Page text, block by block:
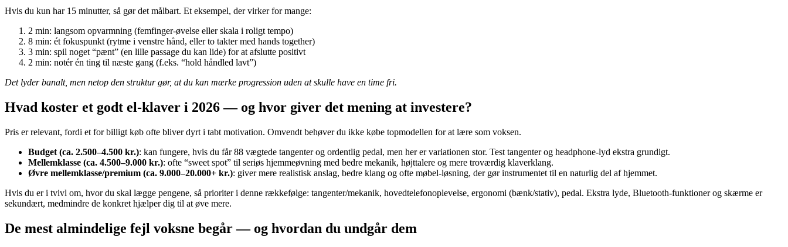
Hvis du kun har 15 minutter, så gør det målbart. Et eksempel, der virker for mange:
2 min: langsom opvarmning (femfinger-øvelse eller skala i roligt tempo)
8 min: ét fokuspunkt (rytme i venstre hånd, eller to takter med hands together)
3 min: spil noget “pænt” (en lille passage du kan lide) for at afslutte positivt
2 min: notér én ting til næste gang (f.eks. “hold håndled lavt”)
Det lyder banalt, men netop den struktur gør, at du kan mærke progression uden at skulle have en time fri.
Hvad koster et godt el-klaver i 2026 — og hvor giver det mening at investere?
Pris er relevant, fordi et for billigt køb ofte bliver dyrt i tabt motivation. Omvendt behøver du ikke købe topmodellen for at lære som voksen.
Budget (ca. 2.500–4.500 kr.): kan fungere, hvis du får 88 vægtede tangenter og ordentlig pedal, men her er variationen stor. Test tangenter og headphone-lyd ekstra grundigt.
Mellemklasse (ca. 4.500–9.000 kr.): ofte “sweet spot” til seriøs hjemmeøvning med bedre mekanik, højttalere og mere troværdig klaverklang.
Øvre mellemklasse/premium (ca. 9.000–20.000+ kr.): giver mere realistisk anslag, bedre klang og ofte møbel-løsning, der gør instrumentet til en naturlig del af hjemmet.
Hvis du er i tvivl om, hvor du skal lægge pengene, så prioriter i denne rækkefølge: tangenter/mekanik, hovedtelefonoplevelse, ergonomi (bænk/stativ), pedal. Ekstra lyde, Bluetooth-funktioner og skærme er
sekundært, medmindre de konkret hjælper dig til at øve mere.
De mest almindelige fejl voksne begår — og hvordan du undgår dem